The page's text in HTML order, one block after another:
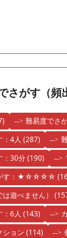
さがす（頻
難易度で
：4人 (287)
：30分(190)
がす：★☆☆☆☆
遊べません）
：6人 (143)
ション (114)